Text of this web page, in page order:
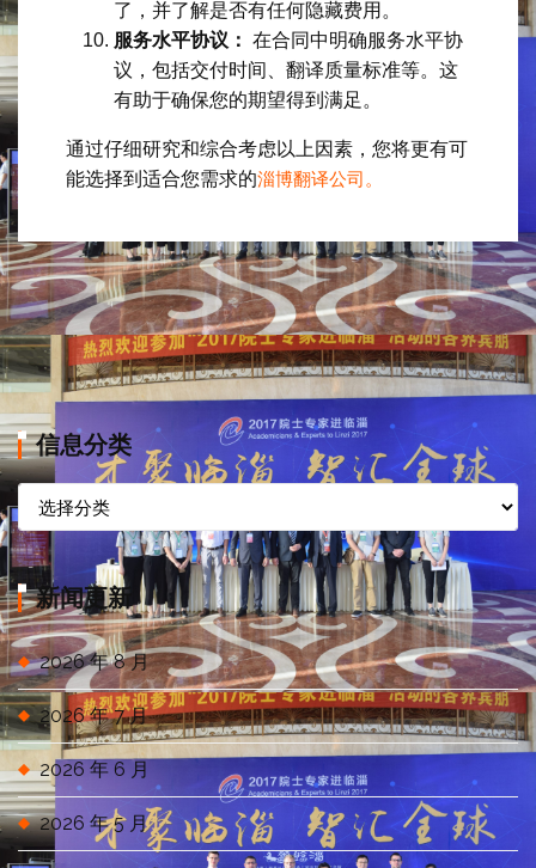
了，并了解是否有任何隐藏费用。
服务水平协议： 在合同中明确服务水平协
议，包括交付时间、翻译质量标准等。这
有助于确保您的期望得到满足。
通过仔细研究和综合考虑以上因素，您将更有可
能选择到适合您需求的淄博翻译公司。
信息分类
息
分
类新闻更新
2026 年 8 月
2026 年 7 月
2026 年 6 月
2026 年 5 月